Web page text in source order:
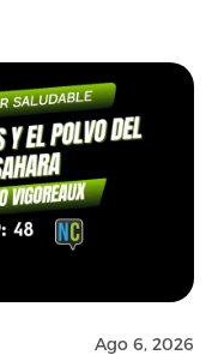
Ago 6, 2026